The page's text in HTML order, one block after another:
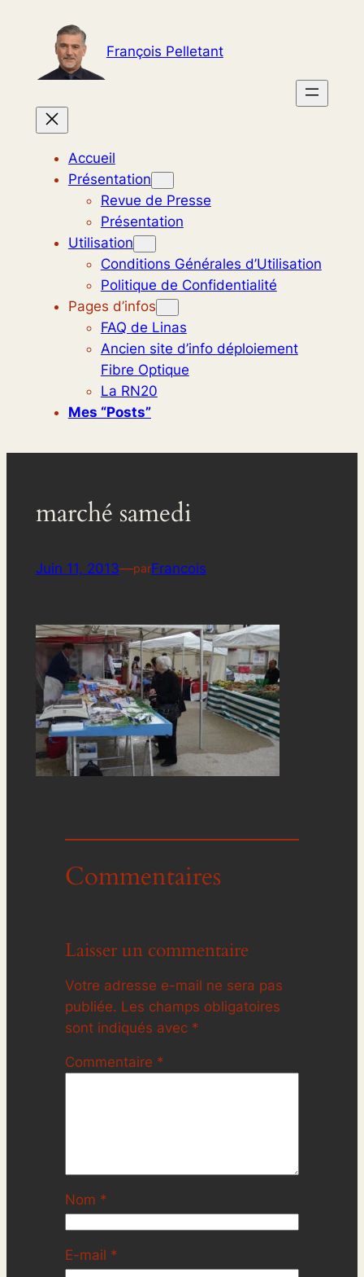
contenu
François Pelletant
Accueil
Présentation
Revue de Presse
Présentation
Utilisation
Conditions Générales d’Utilisation
Politique de Confidentialité
Pages d’infos
FAQ de Linas
Ancien site d’info déploiement
Fibre Optique
La RN20
Mes “posts”
marché samedi
Juin 11, 2013—parFrancois
Commentaires
Laisser un commentaire
Votre adresse e-mail ne sera pas
publiée. Les champs obligatoires
sont indiqués avec *
Commentaire *
Nom *
E-mail *